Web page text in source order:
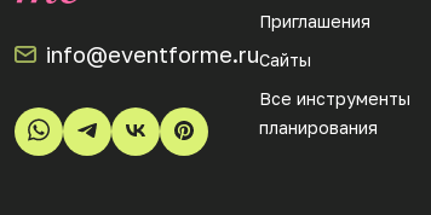
info@eventforme.ru
Приглашения
Сайты
Все инструменты
планирования